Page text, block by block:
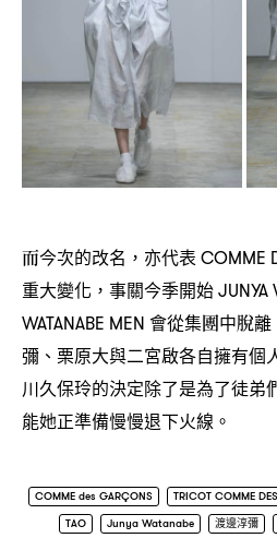
而今次的改名 ， 亦代表 COMME
重大變化 ， 事關今季開始JUNYA
WATANABE MEN 會從集團中脫離
彌、栗原大與二宮啟各自擁有個
川久保玲的決定除了是為了徒弟
能她正準備慢慢退下火線。
COMME des GARÇONS TRICOT COMME
TAO
Junya Watanabe 渡邊淳彌